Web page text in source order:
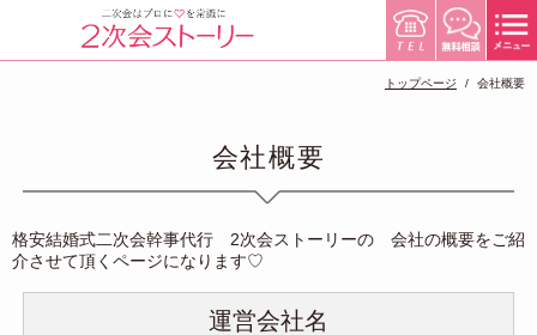
トップページ 会社概要
会社概要
格安結婚式二次会幹事代行 2次会ストーリーの 会社の概要をご紹
介させて頂くページになります♡
運営会社名